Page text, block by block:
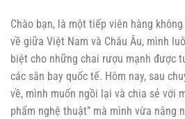
Chào bạn, là một tiếp viên hàng
về giữa Việt Nam và Châu Âu, mình
biệt cho những chai rượu mạnh được
các sân bay quốc tế. Hôm nay, sau
về, mình muốn ngồi lại và chia sẻ với
phẩm nghệ thuật” mà mình vừa nâng